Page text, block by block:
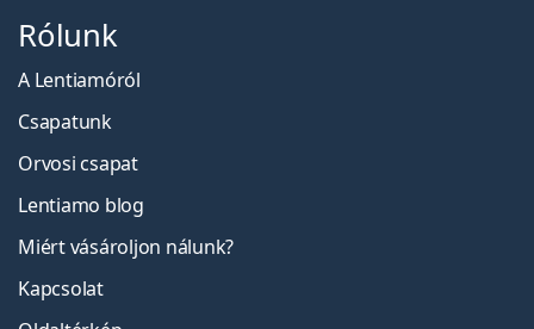
Rólunk
A Lentiamóról
Csapatunk
Orvosi csapat
Lentiamo blog
Miért vásároljon nálunk?
Kapcsolat